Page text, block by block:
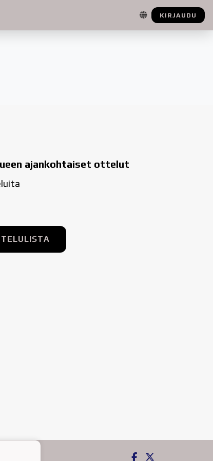
KIRJAUDU
ajankohtaiset ottelut